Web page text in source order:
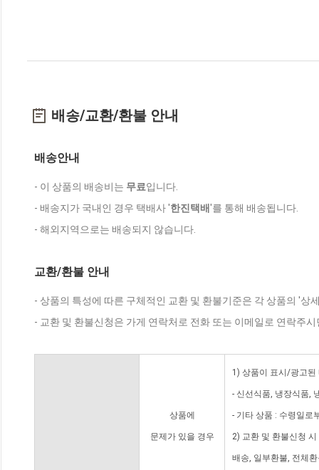
배송/교환/환불 안내
배송안내
- 이 상품의 배송비는 무료입니다.
- 배송지가 국내인 경우 택배사 '한진택배'를 통해 배송됩니다.
- 해외지역으로는 배송되지 않습니다.
교환/환불 안내
- 상품의 특성에 따른 구체적인 교환 및 환불기준은 각 상품의 '상
- 교환 및 환불신청은 가게 연락처로 전화 또는 이메일로 연락주
상품에
문제가 있을 경우
1) 상품이 표시/광고된
- 신선식품, 냉장식품,
- 기타 상품 : 수령일로
2) 교환 및 환불신청
배송, 일부환불, 전체